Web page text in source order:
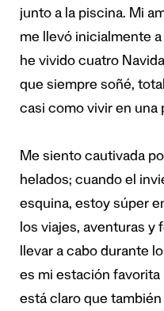
junto a la piscina. Mi
me llevó inicialmente
he vivido cuatro
que siempre soñé,
casi como vivir en una
Me siento cautivada
helados; cuando el
esquina, estoy súper
los viajes, aventuras y
llevar a cabo durante
es mi estación
está claro que